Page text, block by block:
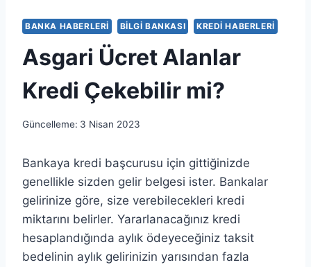
BANKA HABERLERI BILGI BANKASI KREDI HABERLERI
Asgari Ücret Alanlar
Kredi Çekebilir mi?
Güncelleme: 3 Nisan 2023
Bankaya kredi başcurusu için gittiğinizde
genellikle sizden gelir belgesi ister. Bankalar
gelirinize göre, size verebilecekleri kredi
miktarını belirler. Yararlanacağınız kredi
hesaplandığında aylık ödeyeceğiniz taksit
bedelinin aylık gelirinizin yarısından fazla